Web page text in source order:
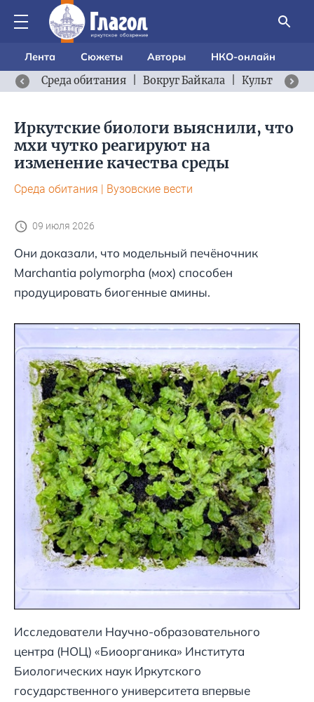
Лента Сюжеты Авторы
НКО-онлайн
Среда обитания
Вокруг Байкала Культурный
Иркутские биологи выяснили, что
мхи чутко реагируют на
изменение качества среды
Среда обитания | Вузовские вести
09 июля 2026
Они доказали, что модельный печёночник
Marchantia polymorpha (мох) способен
продуцировать биогенные амины.
Исследователи Научно-образовательного
центра (НОЦ) «Биоорганика» Института
Биологических наук Иркутского
государственного университета впервые